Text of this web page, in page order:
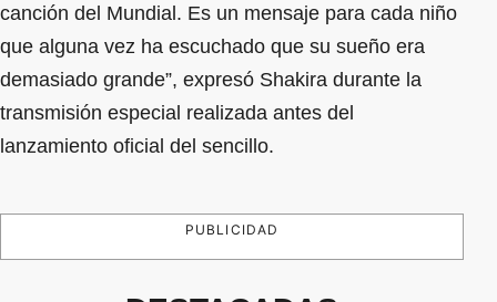
canción del Mundial. Es un mensaje para cada niño
que alguna vez ha escuchado que su sueño era
demasiado grande”, expresó Shakira durante la
transmisión especial realizada antes del
lanzamiento oficial del sencillo.
PUBLICIDAD